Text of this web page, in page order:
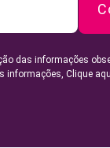
das informações
informações, Clique